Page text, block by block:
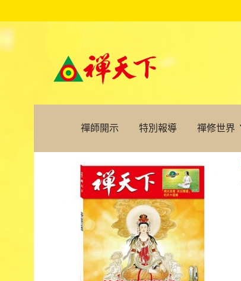
禪師開示 特別報導 禪修世界